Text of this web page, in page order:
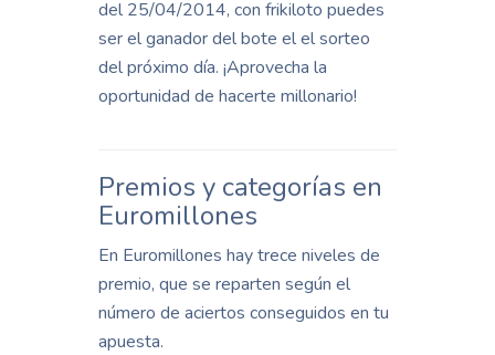
del 25/04/2014, con frikiloto puedes
ser el ganador del bote el el sorteo
del próximo día. ¡Aprovecha la
oportunidad de hacerte millonario!
Premios y categorías en
Euromillones
En Euromillones hay trece niveles de
premio, que se reparten según el
número de aciertos conseguidos en tu
apuesta.